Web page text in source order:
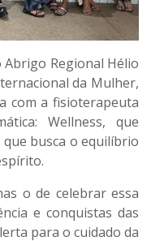
Regional Hélio
da Mulher,
com a fisioterapeuta
Wellness, que
busca o equilíbrio
o de celebrar essa
e conquistas das
para o cuidado da